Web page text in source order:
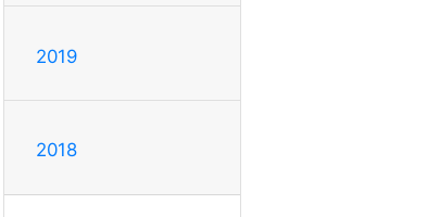
2019
2018